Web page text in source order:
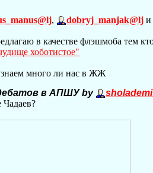
, dobryj_manjak@lj и
в качестве флэшмоба тем
хоботистое"
много ли нас в ЖЖ
в АПШУ by